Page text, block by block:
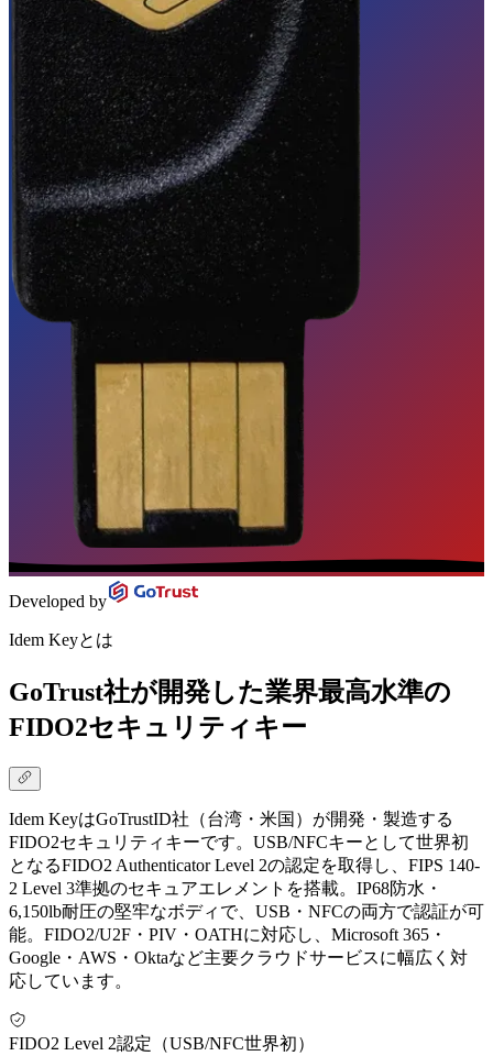
Developed by
Idem Keyとは
GoTrust社が開発した業界最高水準の
FIDO2セキュリティキー
Idem KeyはGoTrustID社（台湾・米国）が開発・製造する
FIDO2セキュリティキーです。USB/NFCキーとして世界初
となるFIDO2 Authenticator Level 2の認定を取得し、FIPS 140-
2 Level 3準拠のセキュアエレメントを搭載。IP68防水・
6,150lb耐圧の堅牢なボディで、USB・NFCの両方で認証が可
能。FIDO2/U2F・PIV・OATHに対応し、Microsoft 365・
Google・AWS・Oktaなど主要クラウドサービスに幅広く対
応しています。
FIDO2 Level 2認定（USB/NFC世界初）